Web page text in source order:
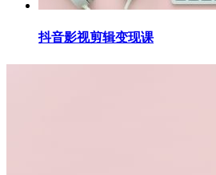
抖音影视剪辑变现课